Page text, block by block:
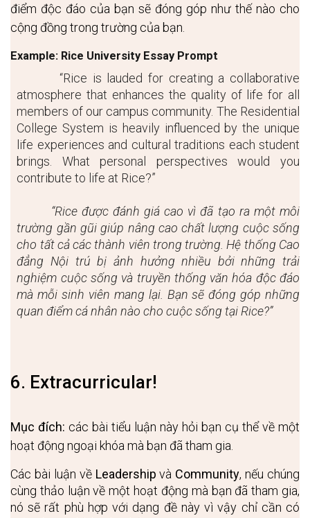
điểm độc đáo của bạn sẽ đóng góp như thế nào cho
cộng đồng trong trường của bạn.
Example: Rice University Essay Prompt
“Rice is lauded for creating a collaborative
atmosphere that enhances the quality of life for all
members of our campus community. The Residential
College System is heavily influenced by the unique
life experiences and cultural traditions each student
brings. What personal perspectives would you
contribute to life at Rice?”
“Rice được đánh giá cao vì đã tạo ra một môi
trường gần gũi giúp nâng cao chất lượng cuộc sống
cho tất cả các thành viên trong trường. Hệ thống Cao
đẳng Nội trú bị ảnh hưởng nhiều bởi những trải
nghiệm cuộc sống và truyền thống văn hóa độc đáo
mà mỗi sinh viên mang lại. Bạn sẽ đóng góp những
quan điểm cá nhân nào cho cuộc sống tại Rice?”
6. Extracurricular!
Mục đích: các bài tiểu luận này hỏi bạn cụ thể về một
hoạt động ngoại khóa mà bạn đã tham gia.
Các bài luận về Leadership và Community, nếu chúng
cùng thảo luận về một hoạt động mà bạn đã tham gia,
nó sẽ rất phù hợp với dạng đề này vì vậy chỉ cần có